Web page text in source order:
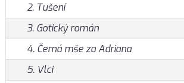
2. Tušení
3. Gotický román
4. Černá mše za Adriana
5. Vlci